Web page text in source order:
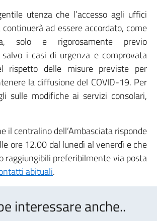
utenza che l’accesso agli uffici
continuerà ad essere accordato, come
solo e rigorosamente previo
i casi di urgenza e comprovata
rispetto delle misure previste per
la diffusione del COVID-19. Per
sulle modifiche ai servizi consolari,
il centralino dell’Ambasciata risponde
ore 12.00 dal lunedì al venerdì e che
raggiungibili preferibilmente via posta
abituali.
interessare anche..